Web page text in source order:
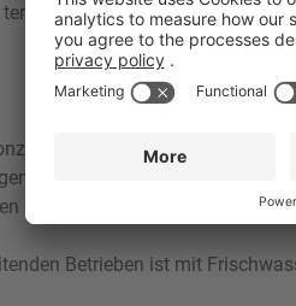
CIP- und
zur Entfernung von
in
Materialien.
Betrieben ist mit